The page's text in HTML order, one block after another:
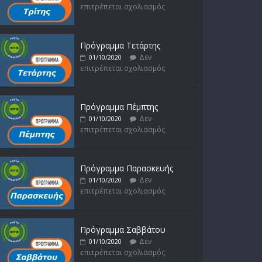
επιτρέπεται σχολιασμός
επιτρέπεται σχολιασμός
Πρόγραμμα Τετάρτης
01/10/2020
Δεν
επιτρέπεται σχολιασμός
Πρόγραμμα Πέμπτης
01/10/2020
Δεν
επιτρέπεται σχολιασμός
Πρόγραμμα Παρασκευής
01/10/2020
Δεν
επιτρέπεται σχολιασμός
Πρόγραμμα Σαββάτου
01/10/2020
Δεν
επιτρέπεται σχολιασμός